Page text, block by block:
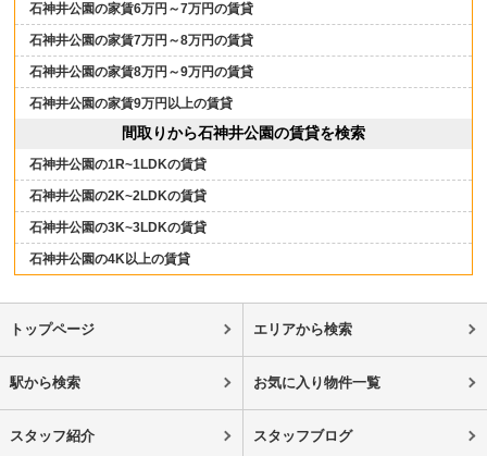
石神井公園の家賃6万円～7万円の賃貸
石神井公園の家賃7万円～8万円の賃貸
石神井公園の家賃8万円～9万円の賃貸
石神井公園の家賃9万円以上の賃貸
間取りから石神井公園の賃貸を検索
石神井公園の1R~1LDKの賃貸
石神井公園の2K~2LDKの賃貸
石神井公園の3K~3LDKの賃貸
石神井公園の4K以上の賃貸
トップページ エリアから検索
駅から検索 お気に入り物件一覧
スタッフ紹介 スタッフブログ